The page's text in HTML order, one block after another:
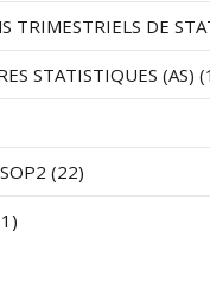
TRIMESTRIELS DE
STATISTIQUES (AS)
(22)